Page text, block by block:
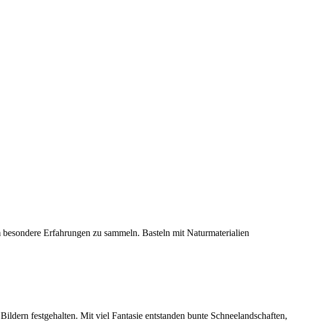
Erfahrungen zu sammeln. Basteln mit Naturmaterialien
festgehalten. Mit viel Fantasie entstanden bunte Schneelandschaften,